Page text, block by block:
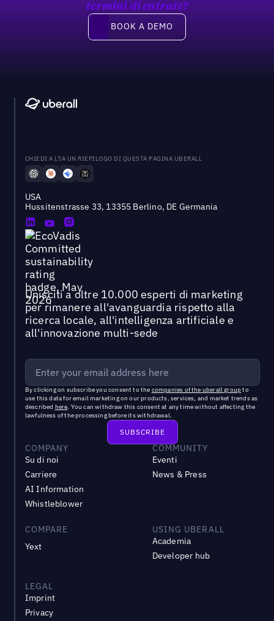
termini di entrate?
Book a demo
BOOK A DEMO
CHIEDI A L'IA UN RIEPILOGO DI QUESTA PAGINA UBERALL
USA
Hussitenstrasse 33, 13355 Berlino, DE Germania
Unisciti a oltre 10.000 esperti di marketing
per rimanere all'avanguardia rispetto alla
ricerca locale, all'intelligenza artificiale e
all'innovazione multi-sede
By clicking on subscribe you consent to the companies of the uberall groupto
use this data for email marketing on our products, services, and market trends as
described here. You can withdraw this consent at any time without affecting the
lawfulness of the processing before its withdrawal.
COMPANY
Su di noi
Carriere
AI Information
Whistleblower
COMMUNITY
Eventi
News & Press
COMPARE
Yext
USING UBERALL
Academia
Developer hub
LEGAL
Imprint
Privacy